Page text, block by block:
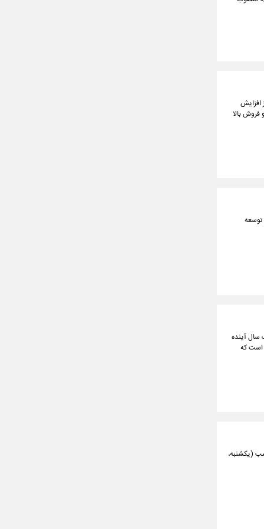
از افزایش
و فروش بالا
توسعه
سال آینده
است که
کرد: مهلت واریز وجه برای شرکت در حراج شماره ۲۴ سکه طلا تا ساعت ۲۳ امشب (یکشنبه،